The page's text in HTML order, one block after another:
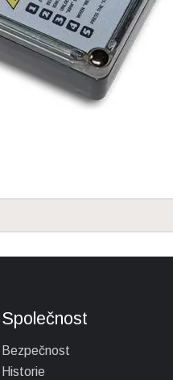
Společnost
Bezpečnost
Historie